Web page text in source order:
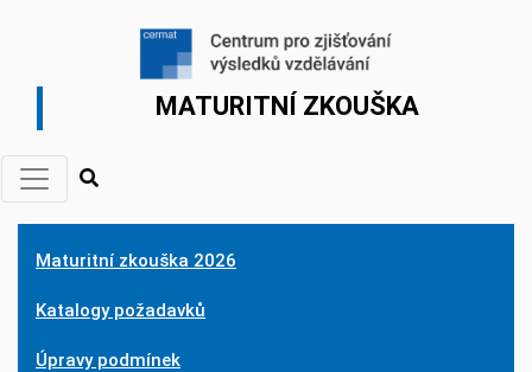
MATURITNÍ ZKOUŠKA
Maturitní zkouška 2026
Katalogy požadavků
Úpravy podmínek